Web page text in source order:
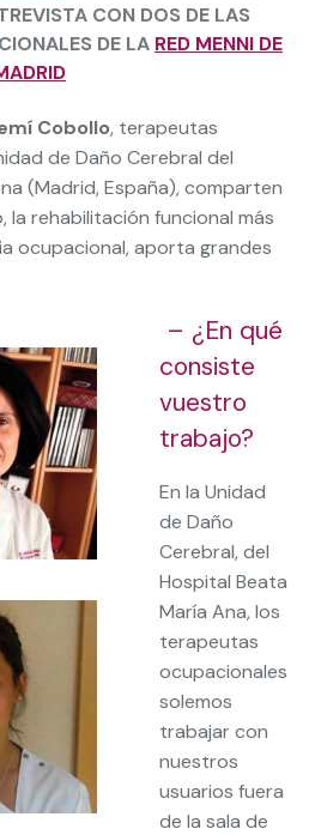
CON DOS DE LAS
DE LA RED MENNI DE
Cobollo, terapeutas
de Daño Cerebral del
(Madrid, España), comparten
la rehabilitación funcional más
ocupacional, aporta grandes
– ¿En qué
consiste
vuestro
trabajo?
En la Unidad
de Daño
Cerebral, del
Hospital Beata
María Ana, los
terapeutas
ocupacionales
solemos
trabajar con
nuestros
usuarios fuera
de la sala de